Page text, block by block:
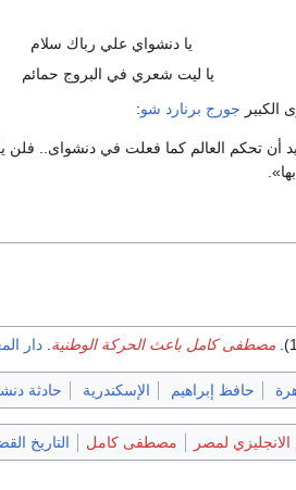
يا دنشواي علي رباك سلام‏
يا ليت شعري في البروج حمائم‏
جورج برنارد شو:
تريد أن تحكم العالم كما فعلت في
مصطفى كامل باعث الحركة الوطنية. دار
حافظ إبراهيم الإسكندرية حادثة
الانجليزي لمصر مصطفى كامل التاريخ